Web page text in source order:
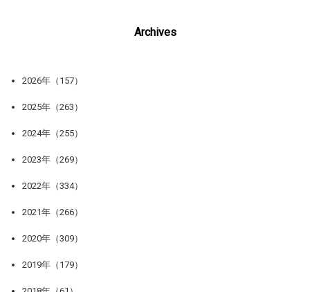
Archives
2026年（157）
2025年（263）
2024年（255）
2023年（269）
2022年（334）
2021年（266）
2020年（309）
2019年（179）